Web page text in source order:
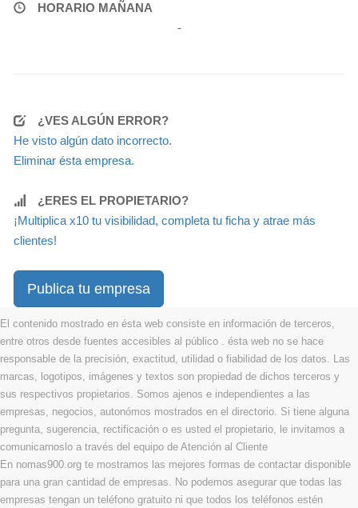
HORARIO MAÑANA
-
¿VES ALGÚN ERROR?
He visto algún dato incorrecto.
Eliminar ésta empresa.
¿ERES EL PROPIETARIO?
¡Multiplica x10 tu visibilidad, completa tu ficha y atrae más
clientes!
Publica tu empresa
El contenido mostrado en ésta web consiste en información de terceros,
entre otros desde fuentes accesibles al público . ésta web no se hace
responsable de la precisión, exactitud, utilidad o fiabilidad de los datos. Las
marcas, logotipos, imágenes y textos son propiedad de dichos terceros y
sus respectivos propietarios. Somos ajenos e independientes a las
empresas, negocios, autonómos mostrados en el directorio. Si tiene alguna
pregunta, sugerencia, rectificación o es usted el propietario, le invitamos a
comunicarnoslo a través del equipo de Atención al Cliente
En nomas900.org te mostramos las mejores formas de contactar disponible
para una gran cantidad de empresas. No podemos asegurar que todas las
empresas tengan un teléfono gratuito ni que todos los teléfonos estén